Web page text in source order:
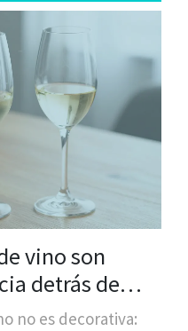
vino son
detrás de
no es decorativa: